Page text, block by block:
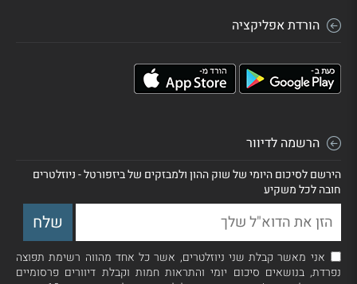
הורדת אפליקציה
הרשמה לדיוור
הירשם לסיכום היומי של שוק ההון ולמבזקים של ביזפורטל - ניוזלטרים
חובה לכל משקיע
אני מאשר קבלת שני ניוזלטרים, אשר כל אחד מהווה רשימת תפוצה
נפרדת, בנושאים סיכום יומי והתראות חמות וקבלת דיוורים פרסומיים